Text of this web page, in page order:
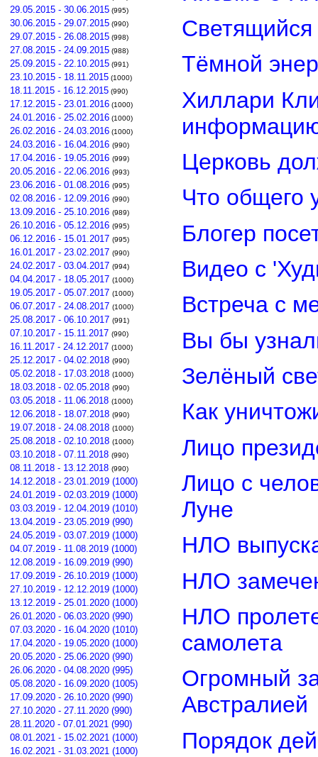
29.05.2015 - 30.06.2015 (995)
30.06.2015 - 29.07.2015 (990)
29.07.2015 - 26.08.2015 (998)
27.08.2015 - 24.09.2015 (988)
25.09.2015 - 22.10.2015 (991)
23.10.2015 - 18.11.2015 (1000)
18.11.2015 - 16.12.2015 (990)
17.12.2015 - 23.01.2016 (1000)
24.01.2016 - 25.02.2016 (1000)
26.02.2016 - 24.03.2016 (1000)
24.03.2016 - 16.04.2016 (990)
17.04.2016 - 19.05.2016 (999)
20.05.2016 - 22.06.2016 (993)
23.06.2016 - 01.08.2016 (995)
02.08.2016 - 12.09.2016 (990)
13.09.2016 - 25.10.2016 (989)
26.10.2016 - 05.12.2016 (995)
06.12.2016 - 15.01.2017 (995)
16.01.2017 - 23.02.2017 (990)
24.02.2017 - 03.04.2017 (994)
04.04.2017 - 18.05.2017 (1000)
19.05.2017 - 05.07.2017 (1000)
06.07.2017 - 24.08.2017 (1000)
25.08.2017 - 06.10.2017 (991)
07.10.2017 - 15.11.2017 (990)
16.11.2017 - 24.12.2017 (1000)
25.12.2017 - 04.02.2018 (990)
05.02.2018 - 17.03.2018 (1000)
18.03.2018 - 02.05.2018 (990)
03.05.2018 - 11.06.2018 (1000)
12.06.2018 - 18.07.2018 (990)
19.07.2018 - 24.08.2018 (1000)
25.08.2018 - 02.10.2018 (1000)
03.10.2018 - 07.11.2018 (990)
08.11.2018 - 13.12.2018 (990)
14.12.2018 - 23.01.2019 (1000)
24.01.2019 - 02.03.2019 (1000)
03.03.2019 - 12.04.2019 (1010)
13.04.2019 - 23.05.2019 (990)
24.05.2019 - 03.07.2019 (1000)
04.07.2019 - 11.08.2019 (1000)
12.08.2019 - 16.09.2019 (990)
17.09.2019 - 26.10.2019 (1000)
27.10.2019 - 12.12.2019 (1000)
13.12.2019 - 25.01.2020 (1000)
26.01.2020 - 06.03.2020 (990)
07.03.2020 - 16.04.2020 (1010)
17.04.2020 - 19.05.2020 (1000)
20.05.2020 - 25.06.2020 (990)
26.06.2020 - 04.08.2020 (995)
05.08.2020 - 16.09.2020 (1005)
17.09.2020 - 26.10.2020 (990)
27.10.2020 - 27.11.2020 (990)
28.11.2020 - 07.01.2021 (990)
08.01.2021 - 15.02.2021 (1000)
16.02.2021 - 31.03.2021 (1000)
Светящийся
Тёмной
Хиллари
Церковь
Что общего
Блогер
Видео с
Встреча с
Вы бы
Зелёный
Как
Лицо
Лицо с
Луне
НЛО
НЛО
НЛО
самолета
Огромный
Австралией
Порядок